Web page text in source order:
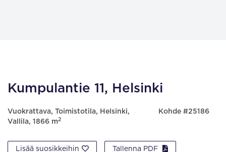
Kumpulantie 11, Helsinki
Vuokrattava, Toimistotila, Helsinki,
Vallila, 1866 m2
Kohde #25186
Lisää suosikkeihin Tallenna PDF